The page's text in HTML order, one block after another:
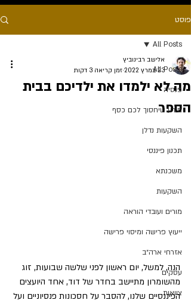
פוסט
All Posts
פנסיה
מידע שיחסוך לכם כסף
השקעות נדלן
תכנון פיננסי
משכנתא
השקעות
מורים ועובדי הוראה
ייעוץ פרישה ומיסוי פרישה
אזרחי ארה״ב
עסקים
צוואות
All Posts
מה לא ילמדו את ילדיכם בבית
הספר
אלישב רבינוביץ
23 במרץ 2022
זמן קריאה 3 דקות
הנה, למשל, יום ראשון לפני שלשה שבועות, זוג
מהשומרון מתיישב בחדר של דוד, אחד היועצים
הפיננסיים שלנו, להסבר על חסכונות פנסיוניים ועל